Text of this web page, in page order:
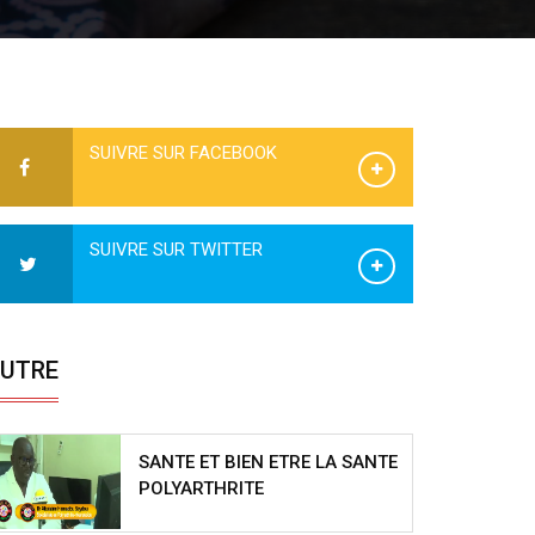
SUIVRE SUR FACEBOOK
SUIVRE SUR TWITTER
SANTE ET BIEN ETRE LA SANTE
POLYARTHRITE